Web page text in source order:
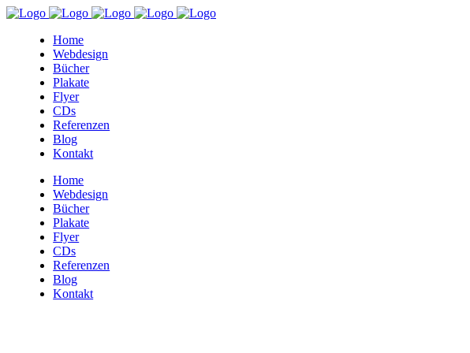
Home
Webdesign
Bücher
Plakate
Flyer
CDs
Referenzen
Blog
Kontakt
Home
Webdesign
Bücher
Plakate
Flyer
CDs
Referenzen
Blog
Kontakt